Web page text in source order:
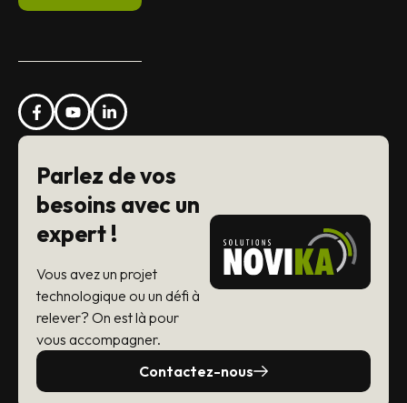
Parlez de vos
besoins avec un
expert !
Vous avez un projet
technologique ou un défi à
relever? On est là pour
vous accompagner.
Contactez-nous